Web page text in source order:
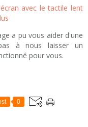
avec le tactile lent
a pu vous aider d'une
à nous laisser un
pour vous.
0